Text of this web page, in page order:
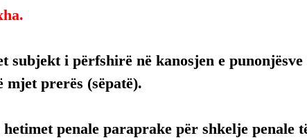
subjekt i përfshirë në kanosjen e punonjësve
mjet prerës (sëpatë).
penale paraprake për shkelje penale